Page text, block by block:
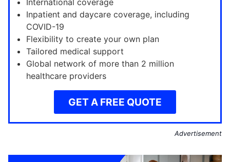
International coverage
Inpatient and daycare coverage, including
COVID-19
Flexibility to create your own plan
Tailored medical support
Global network of more than 2 million
healthcare providers
GET A FREE QUOTE
Advertisement